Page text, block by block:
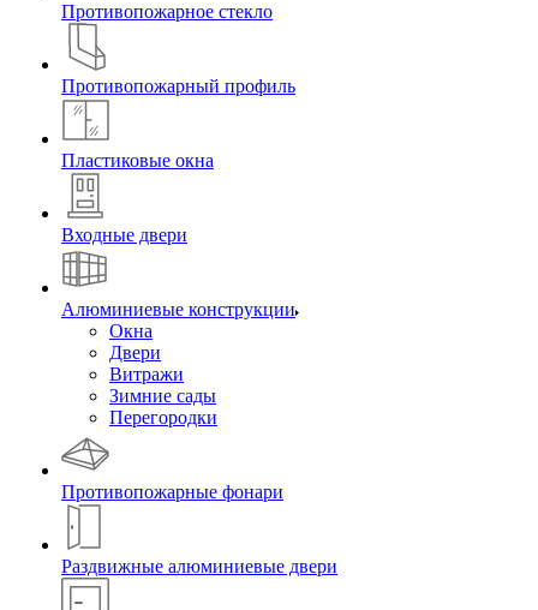
Противопожарное стекло
Противопожарный профиль
Пластиковые окна
Входные двери
Алюминиевые конструкции
Окна
Двери
Витражи
Зимние сады
Перегородки
Противопожарные фонари
Раздвижные алюминиевые двери